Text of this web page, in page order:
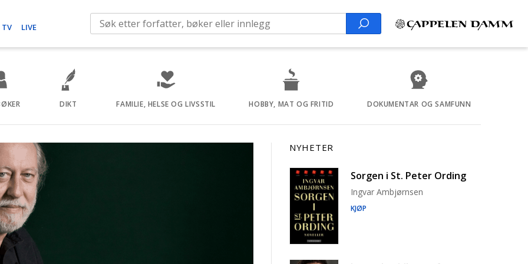
TV LIVE
e
Search
DIKT FAMILIE, HELSE OG LIVSSTIL HOBBY, MAT OG FRITID DOKUMENTAR OG SAMFUNN
NYHETER
Sorgen i St. Peter Ording
Ingvar Ambjørnsen
KJØP